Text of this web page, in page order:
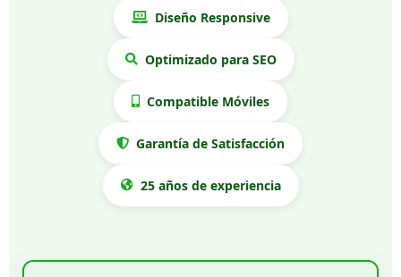
Diseño Responsive
Optimizado para SEO
Compatible Móviles
Garantía de Satisfacción
25 años de experiencia